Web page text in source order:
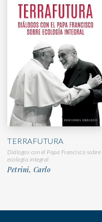
TERRAFUTURA
Diálogos con el Papa Francisco sobre
ecología integral
Petrini, Carlo